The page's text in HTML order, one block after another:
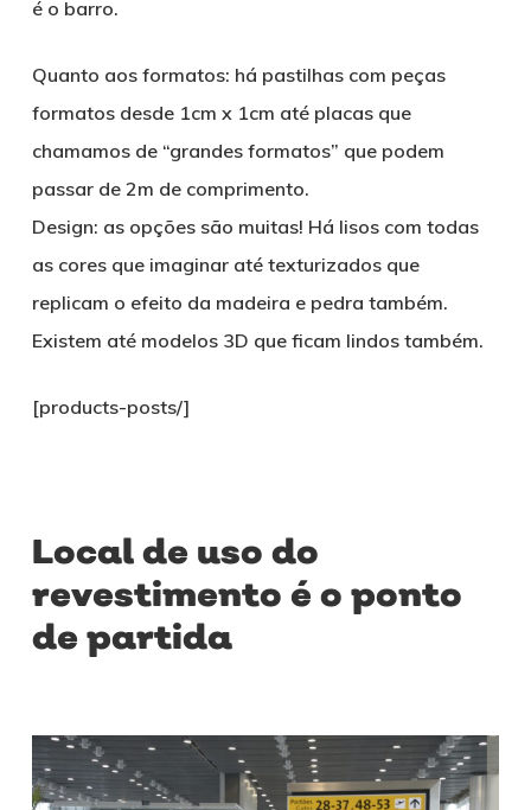
é o barro.
Quanto aos formatos: há pastilhas com peças
formatos desde 1cm x 1cm até placas que
chamamos de “grandes formatos” que podem
passar de 2m de comprimento.
Design: as opções são muitas! Há lisos com todas
as cores que imaginar até texturizados que
replicam o efeito da madeira e pedra também.
Existem até modelos 3D que ficam lindos também.
[products-posts/]
Local de uso do
revestimento é o ponto
de partida